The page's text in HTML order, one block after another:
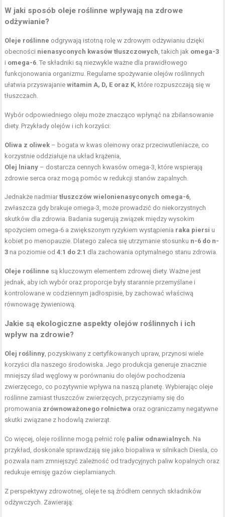
W jaki sposób oleje roślinne wpływają na zdrowe
odżywianie?
Oleje roślinne odgrywają istotną rolę w zdrowym odżywianiu dzięki
obecności nienasyconych kwasów tłuszczowych, takich jak omega-3
i omega-6. Te składniki są niezwykle ważne dla prawidłowego
funkcjonowania organizmu. Regularne spożywanie olejów roślinnych
ułatwia przyswajaniewitamin A, D, E oraz K, które rozpuszczają się w
tłuszczach.
Wybór odpowiedniego oleju może znacząco wpłynąć na zbilansowanie
diety. Przykłady olejów i ich korzyści:
Oliwa z oliwek – bogata w kwas oleinowy oraz przeciwutleniacze, co
korzystnie oddziałuje na układ krążenia,
Olej lniany – dostarcza cennych kwasów omega-3, które wspierają
zdrowie serca oraz mogą pomóc w redukcji stanów zapalnych.
Jednakże nadmiartłuszczów wielonienasyconych omega-6,
zwłaszcza gdy brakuje omega-3, może prowadzić do niekorzystnych
skutków dla zdrowia. Badania sugerują związek między wysokim
spożyciem omega-6 a zwiększonym ryzykiem wystąpienia raka piersi u
kobiet po menopauzie. Dlatego zaleca się utrzymanie stosunku n-6 do n-
3 na poziomie od4:1 do 2:1 dla zachowania optymalnego stanu zdrowia.
Oleje roślinne są kluczowym elementem zdrowej diety. Ważne jest
jednak, aby ich wybór oraz proporcje były starannie przemyślane i
kontrolowane w codziennym jadłospisie, by zachować właściwą
równowagę żywieniową.
Jakie są ekologiczne aspekty olejów roślinnych i ich
wpływ na zdrowie?
Olej roślinny, pozyskiwany z certyfikowanych upraw, przynosi wiele
korzyści dla naszego środowiska. Jego produkcja generuje znacznie
mniejszy ślad węglowy w porównaniu do olejów pochodzenia
zwierzęcego, co pozytywnie wpływa na naszą planetę. Wybierając oleje
roślinne zamiast tłuszczów zwierzęcych, przyczyniamy się do
promowania zrównoważonego rolnictwa oraz ograniczamy negatywne
skutki związane z hodowlą zwierząt.
Co więcej, oleje roślinne mogą pełnić rolę paliw odnawialnych. Na
przykład, doskonale sprawdzają się jako biopaliwa w silnikach Diesla, co
pozwala nam zmniejszyć zależność od tradycyjnych paliw kopalnych oraz
redukuje emisję gazów cieplarnianych.
Z perspektywy zdrowotnej, oleje te są źródłem cennych składników
odżywczych. Zawierają: